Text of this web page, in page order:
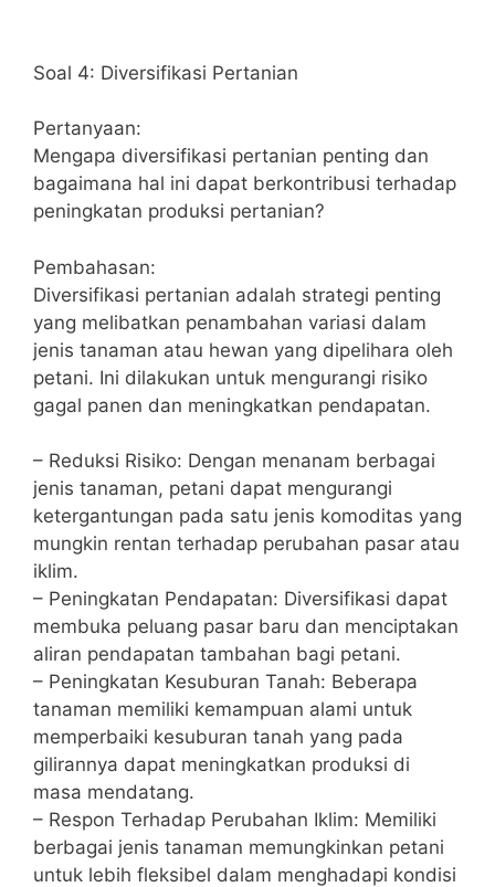
Soal 4: Diversifikasi Pertanian
Pertanyaan:
Mengapa diversifikasi pertanian penting dan
bagaimana hal ini dapat berkontribusi terhadap
peningkatan produksi pertanian?
Pembahasan:
Diversifikasi pertanian adalah strategi penting
yang melibatkan penambahan variasi dalam
jenis tanaman atau hewan yang dipelihara oleh
petani. Ini dilakukan untuk mengurangi risiko
gagal panen dan meningkatkan pendapatan.
– Reduksi Risiko: Dengan menanam berbagai
jenis tanaman, petani dapat mengurangi
ketergantungan pada satu jenis komoditas yang
mungkin rentan terhadap perubahan pasar atau
iklim.
– Peningkatan Pendapatan: Diversifikasi dapat
membuka peluang pasar baru dan menciptakan
aliran pendapatan tambahan bagi petani.
– Peningkatan Kesuburan Tanah: Beberapa
tanaman memiliki kemampuan alami untuk
memperbaiki kesuburan tanah yang pada
gilirannya dapat meningkatkan produksi di
masa mendatang.
– Respon Terhadap Perubahan Iklim: Memiliki
berbagai jenis tanaman memungkinkan petani
untuk lebih fleksibel dalam menghadapi kondisi